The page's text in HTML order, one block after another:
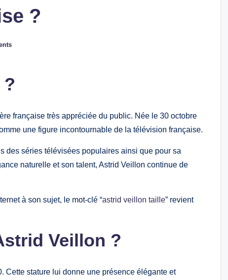
?
française très appréciée du public. Née le 30 octobre
une figure incontournable de la télévision française.
des séries télévisées populaires ainsi que pour sa
naturelle et son talent, Astrid Veillon continue de
à son sujet, le mot-clé “astrid veillon taille” revient
Veillon ?
Cette stature lui donne une présence élégante et